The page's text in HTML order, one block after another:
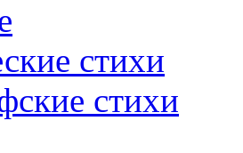
стихи
стихи